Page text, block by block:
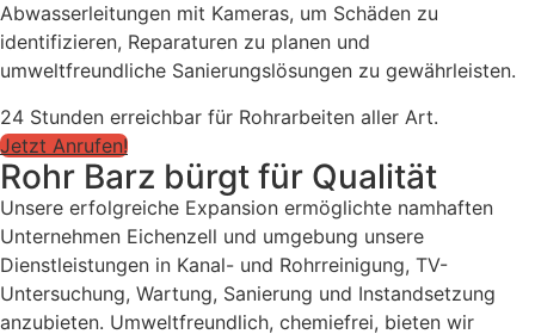
Abwasserleitungen mit Kameras, um Schäden zu
identifizieren, Reparaturen zu planen und
umweltfreundliche Sanierungslösungen zu gewährleisten.
24 Stunden erreichbar für Rohrarbeiten aller Art.
Jetzt Anrufen!
Rohr Barz bürgt für Qualität
Unsere erfolgreiche Expansion ermöglichte namhaften
Unternehmen Eichenzell und umgebung unsere
Dienstleistungen in Kanal- und Rohrreinigung, TV-
Untersuchung, Wartung, Sanierung und Instandsetzung
anzubieten. Umweltfreundlich, chemiefrei, bieten wir